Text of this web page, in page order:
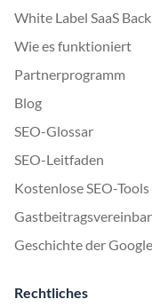
White Label SaaS
Wie es funktioniert
Partnerprogramm
Blog
SEO-Glossar
SEO-Leitfaden
Kostenlose SEO-Tools
Geschichte der
Rechtliches